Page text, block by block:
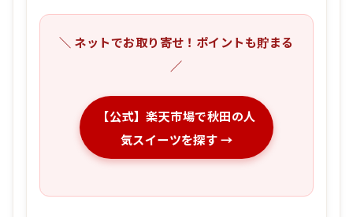
＼ ネットでお取り寄せ！ポイントも貯まる
／
【公式】楽天市場で秋田の人
気スイーツを探す →